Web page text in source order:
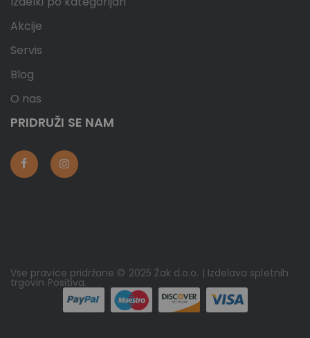
Akcije
Servis
Blog
O nas
PRIDRUŽI SE NAM
Vse pravice pridržane © 2025 Žak d.o.o. | Izdelava spletnih
trgovin Positiva.